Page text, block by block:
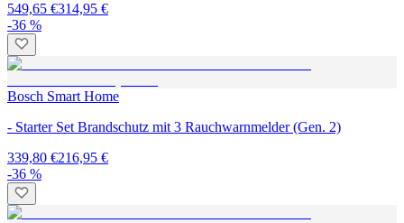
549,65 €314,95 €
-36 %
Bosch Smart Home
- Starter Set Brandschutz mit 3 Rauchwarnmelder (Gen. 2)
339,80 €216,95 €
-36 %